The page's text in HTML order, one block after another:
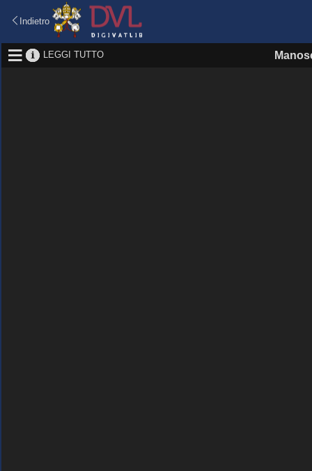
Indietro
LEGGI TUTTO